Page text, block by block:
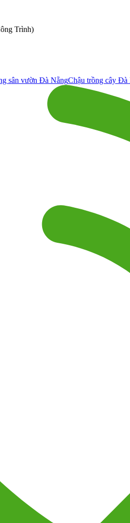
Trình)
sân vườn Đà NẵngChậu trồng cây Đà